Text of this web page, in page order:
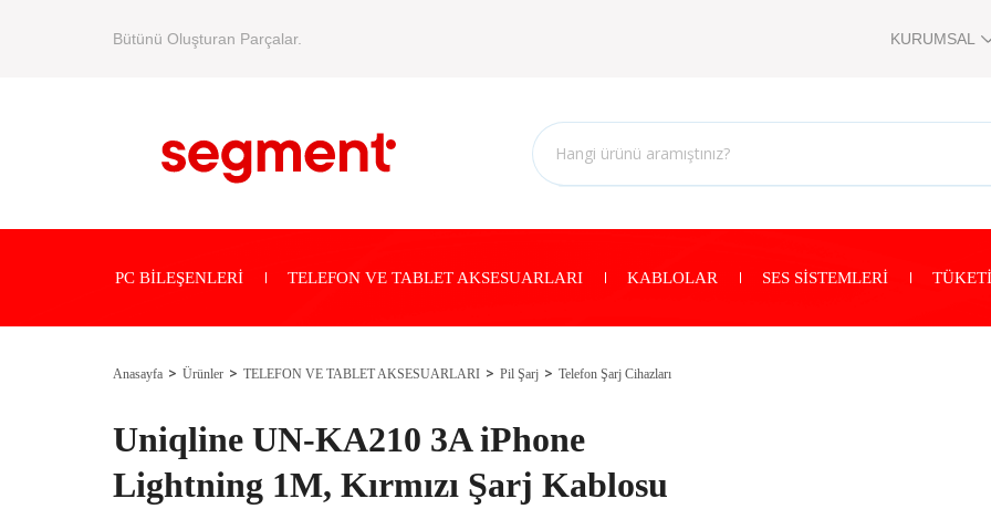
Bütünü Oluşturan Parçalar. KURUMSAL
PC BİLEŞENLERİ TELEFON VE TABLET AKSESUARLARI KABLOLAR SES SİSTEMLERİ
Anasayfa Ürünler TELEFON VE TABLET AKSESUARLARI Pil Şarj Telefon Şarj Cihazları
Uniqline UN-KA210 3A iPhone
Lightning 1M, Kırmızı Şarj Kablosu